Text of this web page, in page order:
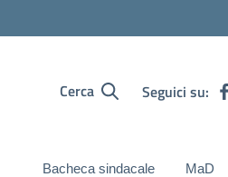
Cerca Seguici su:
Bacheca sindacale MaD